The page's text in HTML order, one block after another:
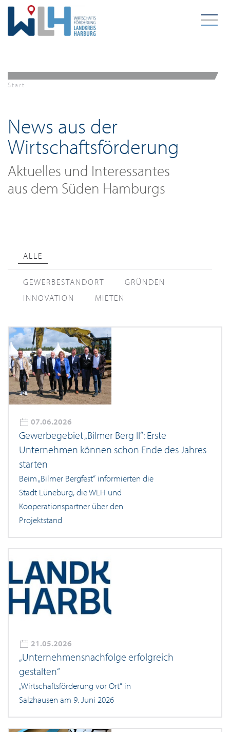
Zum Hauptinhalt springen
Start
News aus der
Wirtschaftsförderung
Aktuelles und Interessantes
aus dem Süden Hamburgs
ALLE
GEWERBESTANDORT
GRÜNDEN
INNOVATION
MIETEN
07.06.2026
Gewerbegebiet „Bilmer Berg II“: Erste
Unternehmen können schon Ende des Jahres
starten
Beim „Bilmer Bergfest“ informierten die
Stadt Lüneburg, die WLH und
Kooperationspartner über den
Projektstand
21.05.2026
„Unternehmensnachfolge erfolgreich
gestalten“
„Wirtschaftsförderung vor Ort“ in
Salzhausen am 9. Juni 2026